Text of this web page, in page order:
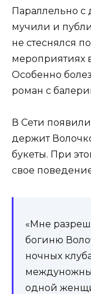
Параллельно
мучили и
не стеснялся
мероприятиях
Особенно
роман с
В Сети
держит
букеты. При
свое
«Мне
богиню
ночных
одной